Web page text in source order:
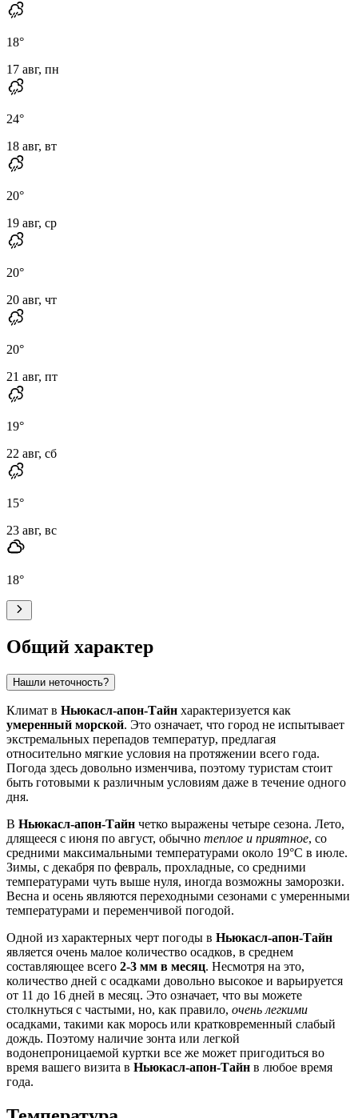
18°
17 авг, пн
24°
18 авг, вт
20°
19 авг, ср
20°
20 авг, чт
20°
21 авг, пт
19°
22 авг, сб
15°
23 авг, вс
18°
Общий характер
Нашли неточность?
Климат в Ньюкасл-апон-Тайн характеризуется как
умеренный морской. Это означает, что город не испытывает
экстремальных перепадов температур, предлагая
относительно мягкие условия на протяжении всего года.
Погода здесь довольно изменчива, поэтому туристам стоит
быть готовыми к различным условиям даже в течение одного
дня.
В Ньюкасл-апон-Тайн четко выражены четыре сезона. Лето,
длящееся с июня по август, обычно теплое и приятное, со
средними максимальными температурами около 19°C в июле.
Зимы, с декабря по февраль, прохладные, со средними
температурами чуть выше нуля, иногда возможны заморозки.
Весна и осень являются переходными сезонами с умеренными
температурами и переменчивой погодой.
Одной из характерных черт погоды в Ньюкасл-апон-Тайн
является очень малое количество осадков, в среднем
составляющее всего 2-3 мм в месяц. Несмотря на это,
количество дней с осадками довольно высокое и варьируется
от 11 до 16 дней в месяц. Это означает, что вы можете
столкнуться с частыми, но, как правило, очень легкими
осадками, такими как морось или кратковременный слабый
дождь. Поэтому наличие зонта или легкой
водонепроницаемой куртки все же может пригодиться во
время вашего визита в Ньюкасл-апон-Тайн в любое время
года.